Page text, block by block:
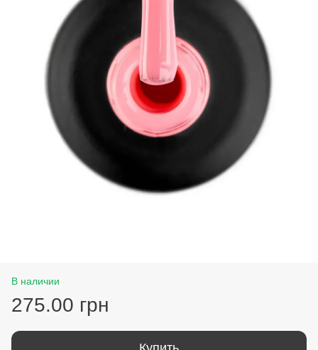
В наличии
275.00 грн